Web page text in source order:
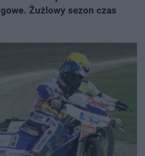
Żużlowy sezon czas